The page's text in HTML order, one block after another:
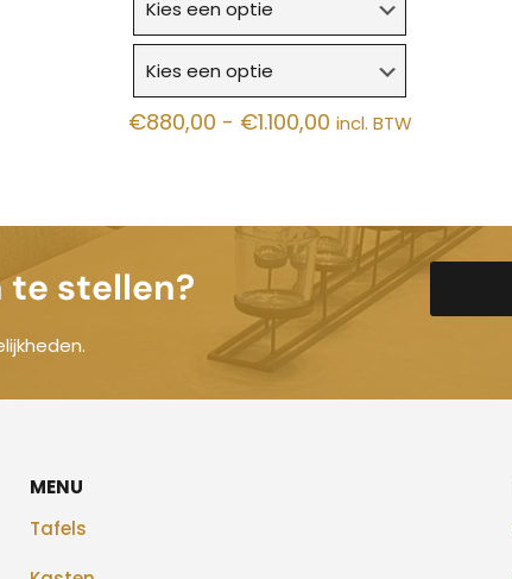
€880,00 - €1.100,00Prijsklasse:
€1.100,00
incl. BTW
te stellen?
MENU
Tafels